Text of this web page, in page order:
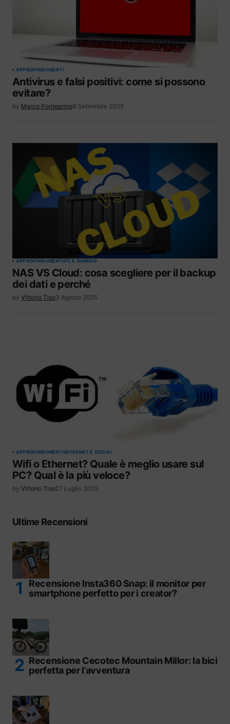
APPROFONDIMENTI
Antivirus e falsi positivi: come si possono
evitare?
by Marco Ponteprino8 Settembre 2025
APPROFONDIMENTIPC E GAMING
NAS VS Cloud: cosa scegliere per il backup
dei dati e perché
by Vittorio Tiso3 Agosto 2025
APPROFONDIMENTIINTERNET E SOCIAL
Wifi o Ethernet? Quale è meglio usare sul
PC? Qual è la più veloce?
by Vittorio Tiso27 Luglio 2025
Ultime Recensioni
Recensione Insta360 Snap: il monitor per
smartphone perfetto per i creator?
Recensione Cecotec Mountain Millor: la bici
perfetta per l’avventura